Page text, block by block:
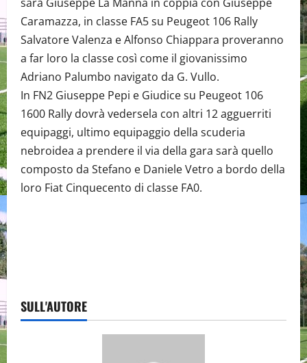
sarà Giuseppe La Manna in coppia con Giuseppe
Caramazza, in classe FA5 su Peugeot 106 Rally
Salvatore Valenza e Alfonso Chiappara proveranno
a far loro la classe così come il giovanissimo
Adriano Palumbo navigato da G. Vullo.
In FN2 Giuseppe Pepi e Giudice su Peugeot 106
1600 Rally dovrà vedersela con altri 12 agguerriti
equipaggi, ultimo equipaggio della scuderia
nebroidea a prendere il via della gara sarà quello
composto da Stefano e Daniele Vetro a bordo della
loro Fiat Cinquecento di classe FA0.
SULL'AUTORE